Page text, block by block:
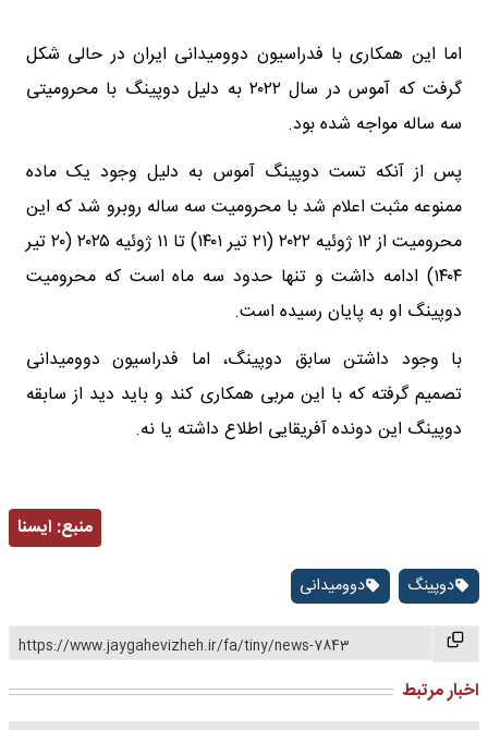
اما این همکاری با فدراسیون دوومیدانی ایران در حالی شکل
گرفت که آموس در سال ۲۰۲۲ به دلیل دوپینگ با محرومیتی
سه ساله مواجه شده بود.
پس از آنکه تست دوپینگ آموس به دلیل وجود یک ماده
ممنوعه مثبت اعلام شد با محرومیت سه ساله روبرو شد که این
محرومیت از ۱۲ ژوئیه ۲۰۲۲ (۲۱ تیر ۱۴۰۱) تا ۱۱ ژوئیه ۲۰۲۵ (۲۰ تیر
۱۴۰۴) ادامه داشت و تنها حدود سه ماه است که محرومیت
دوپینگ او به پایان رسیده است.
با وجود داشتن سابق دوپینگ، اما فدراسیون دوومیدانی
تصمیم گرفته که با این مربی همکاری کند و باید دید از سابقه
دوپینگ این دونده آفریقایی اطلاع داشته یا نه.
منبع: ايسنا
دوپینگ دوومیدانی
https://www.jaygahevizheh.ir/fa/tiny/news-7843
اخبار مرتبط